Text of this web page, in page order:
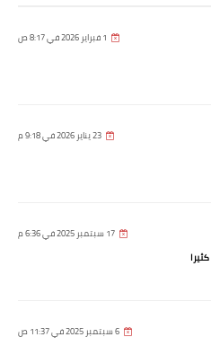
1 فبراير 2026 في 8:17 ص
23 يناير 2026 في 9:18 م
17 سبتمبر 2025 في 6:36 م
6 سبتمبر 2025 في 11:37 ص